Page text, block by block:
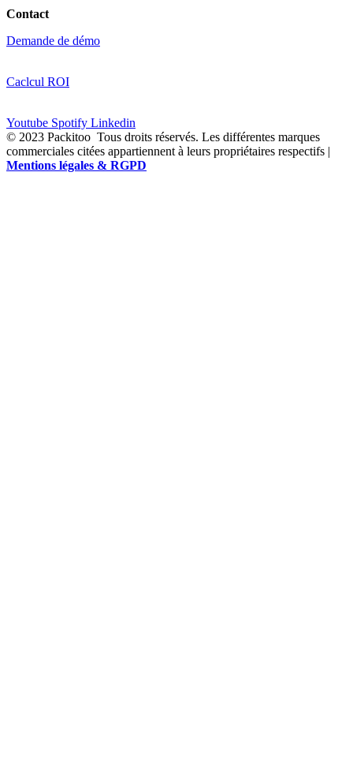
Contact
Demande de démo
Caclcul ROI
Youtube Spotify Linkedin
© 2023 Packitoo Tous droits réservés. Les différentes marques
commerciales citées appartiennent à leurs propriétaires respectifs |
Mentions légales & RGPD